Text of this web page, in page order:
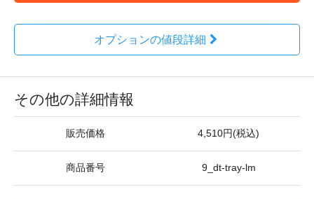
オプションの値段詳細
その他の詳細情報
販売価格 4,510円(税込)
商品番号 9_dt-tray-lm